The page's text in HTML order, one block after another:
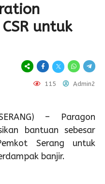
untuk
115 Admin2
– Paragon
bantuan sebesar
Serang untuk
banjir.